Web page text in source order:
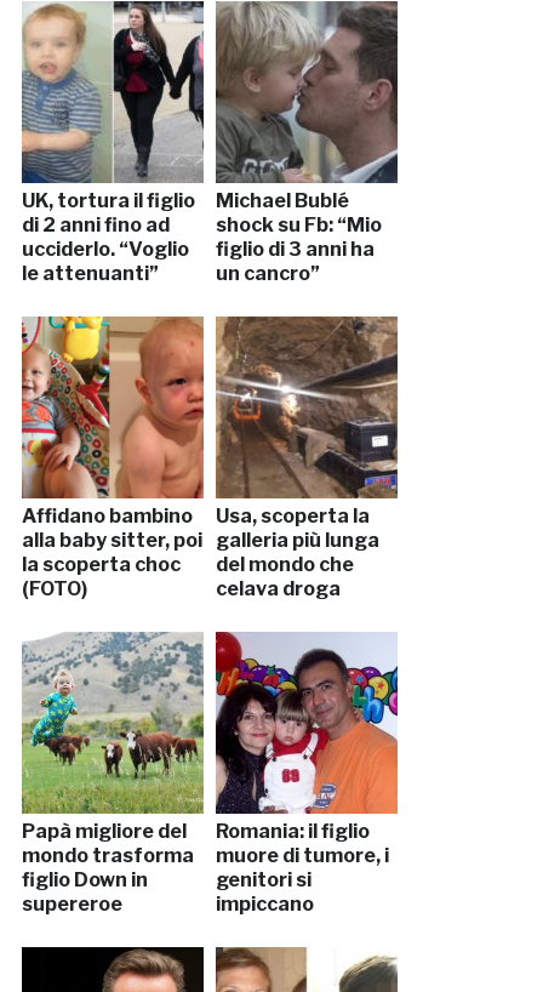
UK, tortura il figlio
di 2 anni fino ad
ucciderlo. “Voglio
le attenuanti”
Michael Bublé
shock su Fb: “Mio
figlio di 3 anni ha
un cancro”
Affidano bambino
alla baby sitter, poi
la scoperta choc
(FOTO)
Usa, scoperta la
galleria più lunga
del mondo che
celava droga
Papà migliore del
mondo trasforma
figlio Down in
supereroe
Romania: il figlio
muore di tumore, i
genitori si
impiccano